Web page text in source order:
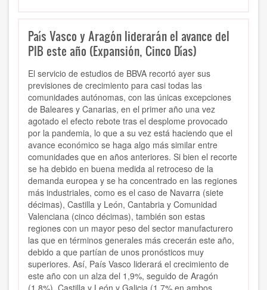
País Vasco y Aragón liderarán el avance del
PIB este año (Expansión, Cinco Días)
El servicio de estudios de BBVA recortó ayer sus
previsiones de crecimiento para casi todas las
comunidades autónomas, con las únicas excepciones
de Baleares y Canarias, en el primer año una vez
agotado el efecto rebote tras el desplome provocado
por la pandemia, lo que a su vez está haciendo que el
avance económico se haga algo más similar entre
comunidades que en años anteriores. Si bien el recorte
se ha debido en buena medida al retroceso de la
demanda europea y se ha concentrado en las regiones
más industriales, como es el caso de Navarra (siete
décimas), Castilla y León, Cantabria y Comunidad
Valenciana (cinco décimas), también son estas
regiones con un mayor peso del sector manufacturero
las que en términos generales más crecerán este año,
debido a que partían de unos pronósticos muy
superiores. Así, País Vasco liderará el crecimiento de
este año con un alza del 1,9%, seguido de Aragón